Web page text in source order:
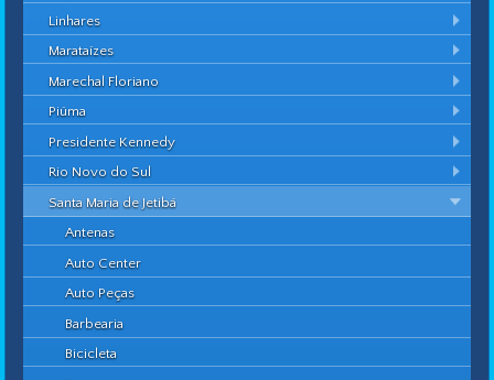
Linhares
Marataízes
Marechal Floriano
Piúma
Presidente Kennedy
Rio Novo do Sul
Santa Maria de Jetibá
Antenas
Auto Center
Auto Peças
Barbearia
Bicicleta